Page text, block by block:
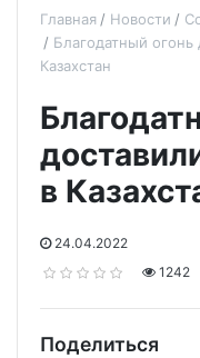
Главная Новости
Благодатный
Казахстан
в
24.04.2022
1242
Поделиться